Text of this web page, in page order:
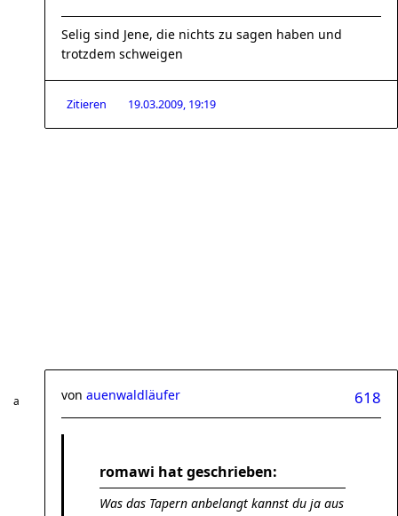
Selig sind Jene, die nichts zu sagen haben und
trotzdem schweigen
Zitieren 19.03.2009, 19:19
618
von auenwaldläufer
romawi hat geschrieben:
Was das Tapern anbelangt kannst du ja aus